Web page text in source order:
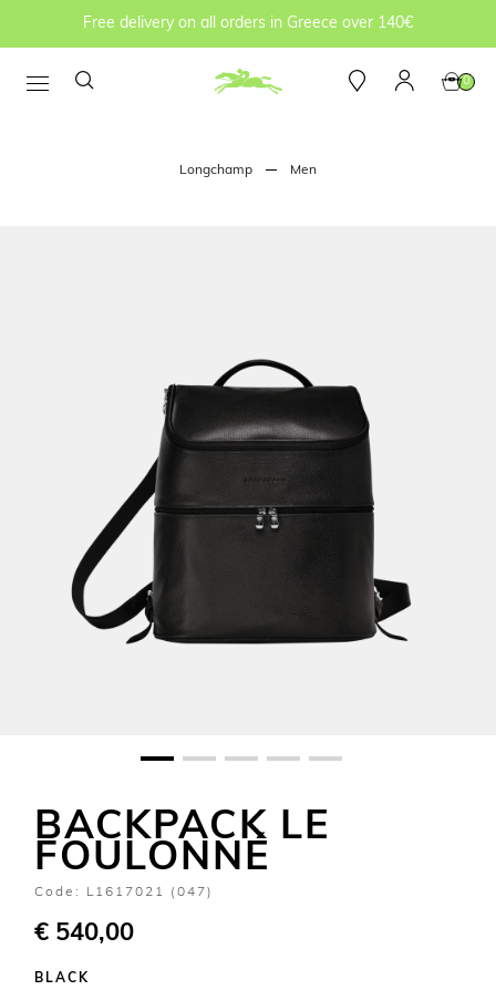
Free delivery on all orders in Greece over 140€
0
Longchamp Men
BACKPACK LE
FOULONNÉ
Code: L1617021 (047)
€ 540,00
BLACK